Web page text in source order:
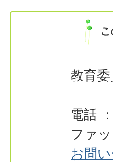
教育
電話
ファ
お問